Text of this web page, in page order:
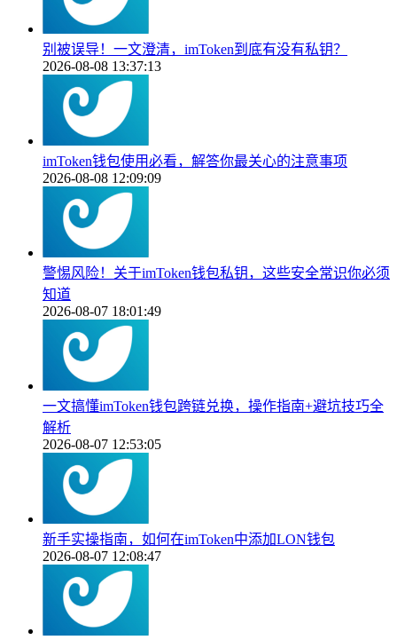
别被误导！一文澄清，imToken到底有没有私钥？
2026-08-08 13:37:13
imToken钱包使用必看，解答你最关心的注意事项
2026-08-08 12:09:09
警惕风险！关于imToken钱包私钥，这些安全常识你必须
知道
2026-08-07 18:01:49
一文搞懂imToken钱包跨链兑换，操作指南+避坑技巧全
解析
2026-08-07 12:53:05
新手实操指南，如何在imToken中添加LON钱包
2026-08-07 12:08:47